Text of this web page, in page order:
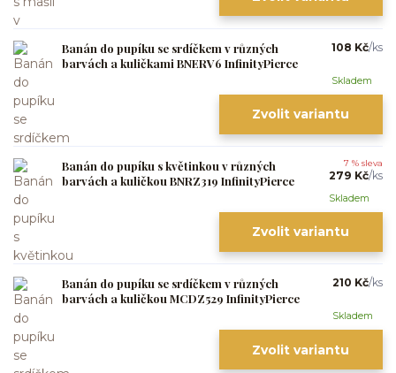
Banán do pupíku se srdíčkem v různých
barvách a kuličkami BNERV6 InfinityPierce
108 Kč/ks
Skladem
Zvolit variantu
Banán do pupíku s květinkou v různých
barvách a kuličkou BNRZ319 InfinityPierce
7 % sleva
279 Kč/ks
Skladem
Zvolit variantu
Banán do pupíku se srdíčkem v různých
barvách a kuličkou MCDZ529 InfinityPierce
210 Kč/ks
Skladem
Zvolit variantu